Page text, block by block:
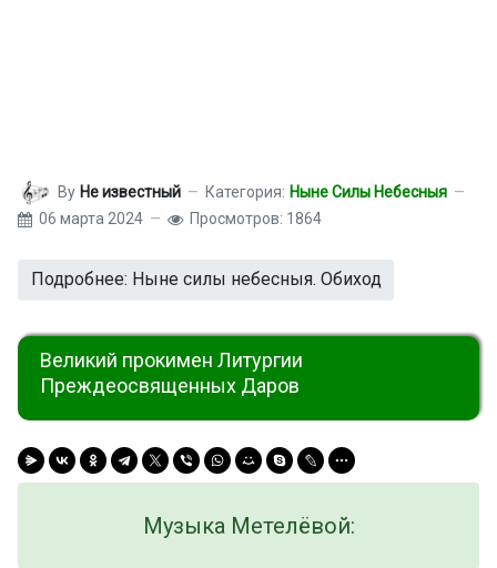
By Не известный Категория: Ныне Силы Небесныя
06 марта 2024
Просмотров: 1864
Подробнее: Ныне силы небесныя. Обиход
Великий прокимен Литургии
Преждеосвященных Даров
Музыка Метелёвой: